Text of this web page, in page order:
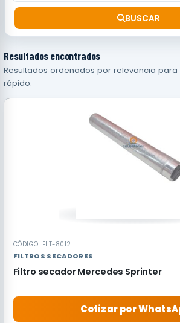
BUSCAR
Resultados encontrados
Resultados ordenados por relevancia
rápido.
CÓDIGO: FLT-8012
FILTROS SECADORES
Filtro secador Mercedes Sprinter
Cotizar por